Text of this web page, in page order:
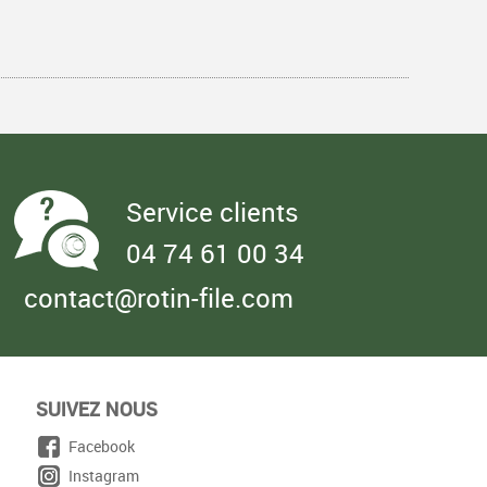
Service clients
04 74 61 00 34
contact@rotin-file.com
SUIVEZ NOUS
Facebook
Instagram